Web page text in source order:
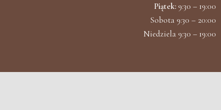
Piątek: 9:30 – 19:00
Sobota 9:30 – 20:00
Niedziela 9:30 – 19:00